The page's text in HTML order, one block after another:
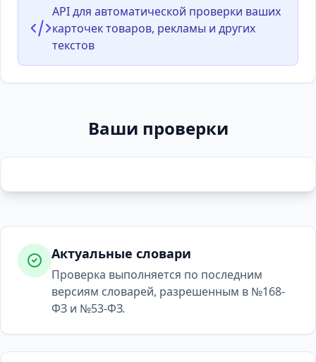
API для автоматической проверки ваших
карточек товаров, рекламы и других
текстов
Ваши проверки
Актуальные словари
Проверка выполняется по последним
версиям словарей, разрешенным в №168-
ФЗ и №53-ФЗ.